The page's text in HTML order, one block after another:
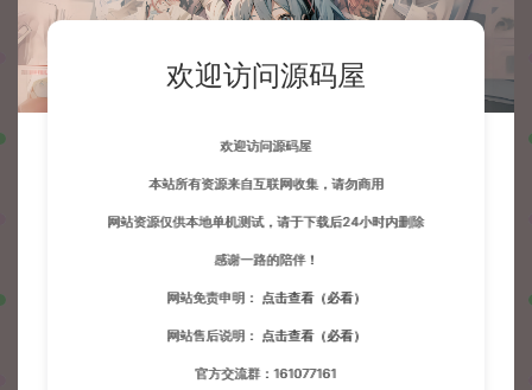
欢迎访问源码屋
欢迎访问源码屋
本站所有资源来自互联网收集，请勿商用
网站资源仅供本地单机测试，请于下载后24小时内删除
感谢一路的陪伴！
网站免责申明： 点击查看（必看）
网站售后说明： 点击查看（必看）
官方交流群：161077161